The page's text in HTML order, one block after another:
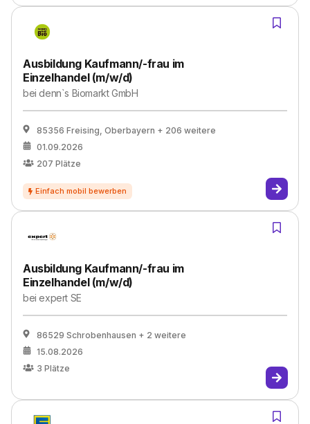
Ausbildung Kaufmann/-frau im
Einzelhandel (m/w/d)
beidenn`s Biomarkt GmbH
85356 Freising, Oberbayern + 206 weitere
01.09.2026
207 Plätze
Ausbildung Kaufmann/-frau im
Einzelhandel (m/w/d)
beiexpert SE
86529 Schrobenhausen + 2 weitere
15.08.2026
3 Plätze